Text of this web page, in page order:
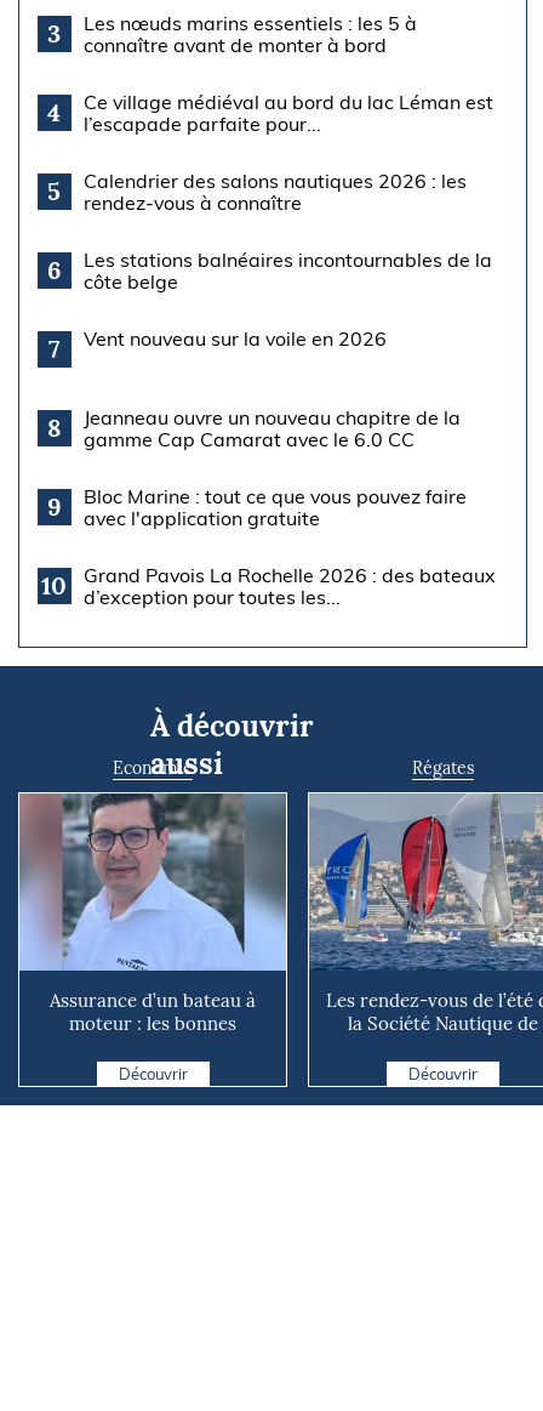
3
Les nœuds marins essentiels : les 5 à
connaître avant de monter à bord
4
Ce village médiéval au bord du lac Léman est
l’escapade parfaite pour...
5
Calendrier des salons nautiques 2026 : les
rendez-vous à connaître
6
Les stations balnéaires incontournables de la
côte belge
7 Vent nouveau sur la voile en 2026
8
Jeanneau ouvre un nouveau chapitre de la
gamme Cap Camarat avec le 6.0 CC
9
Bloc Marine : tout ce que vous pouvez faire
avec l'application gratuite
10
Grand Pavois La Rochelle 2026 : des bateaux
d’exception pour toutes les...
À découvrir
aussi
Economie
Assurance d’un bateau à
moteur : les bonnes
d...
Découvrir
Régates
Les rendez-vous de l’été
la Société Nautique de
Découvrir